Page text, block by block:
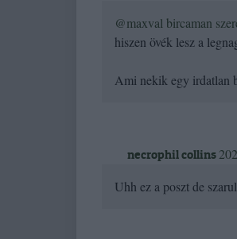
@maxval bircaman
hiszen övék lesz a
Ami nekik egy irdatlan
necrophil collins
Uhh ez a poszt de